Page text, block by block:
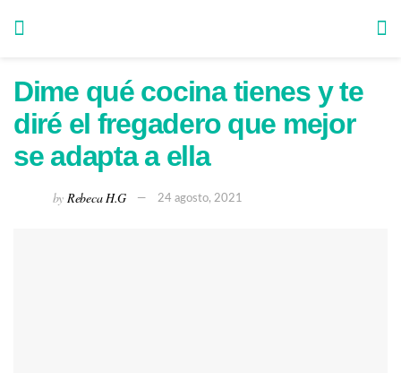
Dime qué cocina tienes y te
diré el fregadero que mejor
se adapta a ella
by Rebeca H.G 24 agosto, 2021